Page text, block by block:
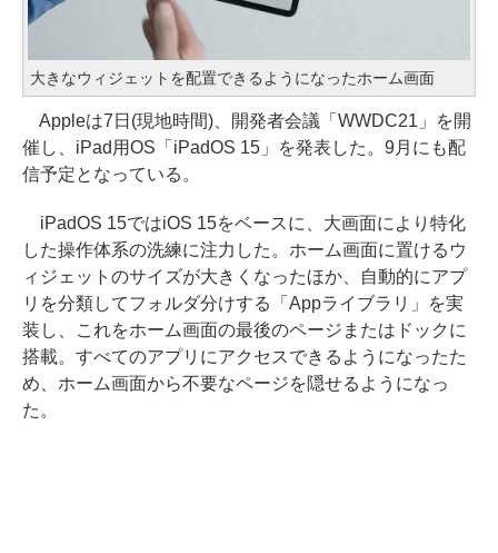
大きなウィジェットを配置できるようになったホーム画面
Appleは7日(現地時間)、開発者会議「WWDC21」を開
催し、iPad用OS「iPadOS 15」を発表した。9月にも配
信予定となっている。
iPadOS 15ではiOS 15をベースに、大画面により特化
した操作体系の洗練に注力した。ホーム画面に置けるウ
ィジェットのサイズが大きくなったほか、自動的にアプ
リを分類してフォルダ分けする「Appライブラリ」を実
装し、これをホーム画面の最後のページまたはドックに
搭載。すべてのアプリにアクセスできるようになったた
め、ホーム画面から不要なページを隠せるようになっ
た。